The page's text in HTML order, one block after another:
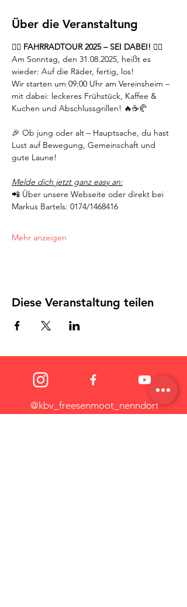
Über die Veranstaltung
🚴‍♂️ FAHRRADTOUR 2025 – SEI DABEI! 🚴‍♀️
Am Sonntag, den 31.08.2025, heißt es
wieder: Auf die Räder, fertig, los!
Wir starten um 09:00 Uhr am Vereinsheim –
mit dabei: leckeres Frühstück, Kaffee &
Kuchen und Abschlussgrillen! 🔥☕🥐
🎉 Ob jung oder alt – Hauptsache, du hast
Lust auf Bewegung, Gemeinschaft und
gute Laune!
Melde dich jetzt ganz easy an:
📲 Über unsere Webseite oder direkt bei
Markus Bartels: 0174/1468416
Mehr anzeigen
Diese Veranstaltung teilen
@kbv_freesenmoot_nenndorf